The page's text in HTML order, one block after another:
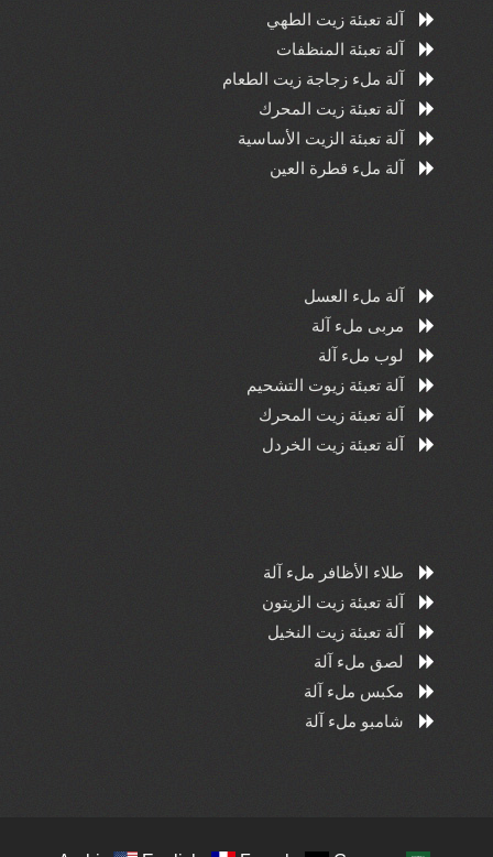
آلة تعبئة زيت الطهي
آلة تعبئة المنظفات
آلة ملء زجاجة زيت الطعام
آلة تعبئة زيت المحرك
آلة تعبئة الزيت الأساسية
آلة ملء قطرة العين
آلة ملء العسل
مربى ملء آلة
لوب ملء آلة
آلة تعبئة زيوت التشحيم
آلة تعبئة زيت المحرك
آلة تعبئة زيت الخردل
طلاء الأظافر ملء آلة
آلة تعبئة زيت الزيتون
آلة تعبئة زيت النخيل
لصق ملء آلة
مكبس ملء آلة
شامبو ملء آلة